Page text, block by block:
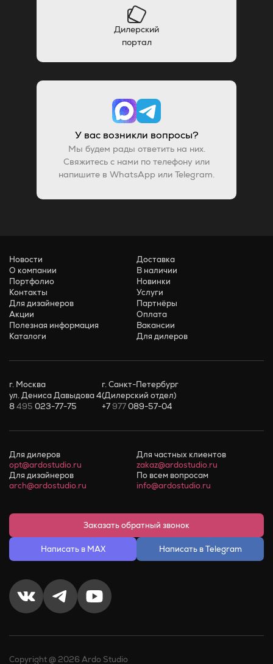
Дилерский
портал
У вас возникли вопросы?
Мы будем рады ответить на них.
Свяжитесь с нами по телефону или
напишите в WhatsApp или Telegram.
Новости
О компании
Портфолио
Контакты
Для дизайнеров
Акции
Полезная информация
Каталоги
Доставка
В наличии
Новинки
Услуги
Партнёры
Оплата
Вакансии
Для дилеров
г. Москва
ул. Дениса Давыдова 4
8495 023-77-75
г. Санкт-Петербург
(Дилерский отдел)
+7977089-57-04
Для дилеров
opt@ardostudio.ru
Для частных клиентов
zakaz@ardostudio.ru
Для дизайнеров
arch@ardostudio.ru
По всем вопросам
info@ardostudio.ru
Заказать обратный звонок
Написать в MAX Написать в Telegram
Copyright @ 2026 Ardo Studio